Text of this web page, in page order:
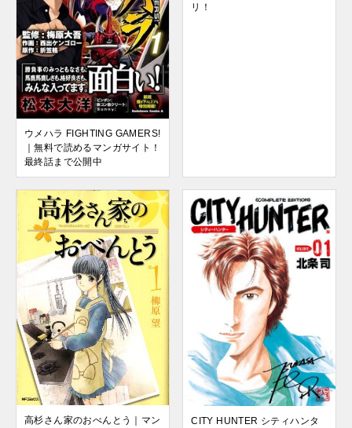
ウメハラ FIGHTING GAMERS!
｜無料で読めるマンガサイト！
最終話まで公開中
リ！
高杉さん家のおべんとう｜マン
CITY HUNTER シティハンタ